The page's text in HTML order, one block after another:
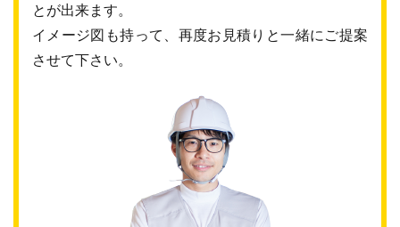
とが出来ます。
イメージ図も持って、再度お見積りと一緒にご提案
させて下さい。